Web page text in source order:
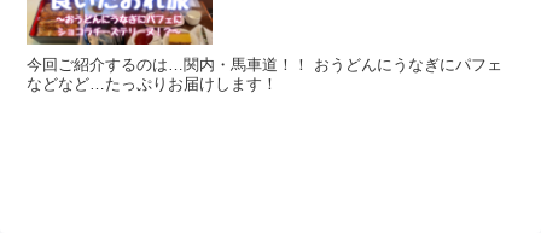
今回ご紹介するのは…関内・馬車道！！ おうどんにうなぎにパフェ
などなど…たっぷりお届けします！